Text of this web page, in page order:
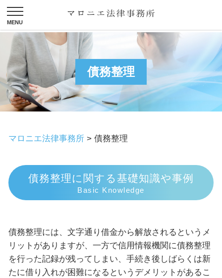
債務整理
マロニエ法律事務所 > 債務整理
債務整理に関する基礎知識や事例
Basic Knowledge
債務整理には、文字通り借金から解放されるというメ
リットがありますが、一方で信用情報機関に債務整理
を行った記録が残ってしまい、手続き後しばらくは新
たに借り入れが困難になるというデメリットがあるこ